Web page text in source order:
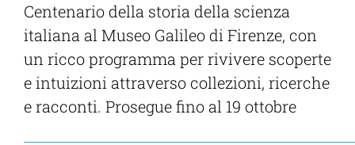
Centenario della storia della scienza
italiana al Museo Galileo di Firenze, con
un ricco programma per rivivere scoperte
e intuizioni attraverso collezioni, ricerche
e racconti. Prosegue fino al 19 ottobre